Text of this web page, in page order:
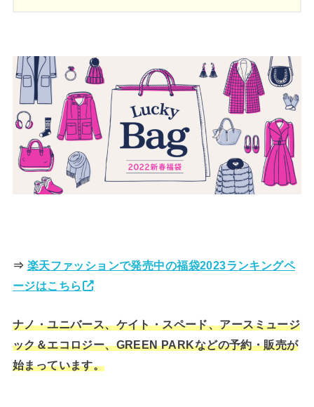
⇒ 楽天ファッションで発売中の福袋2023ランキングペ
ージはこちら
ナノ・ユニバース、ケイト・スペード、アースミュージ
ック＆エコロジー、GREEN PARKなどの予約・販売が
始まっています。